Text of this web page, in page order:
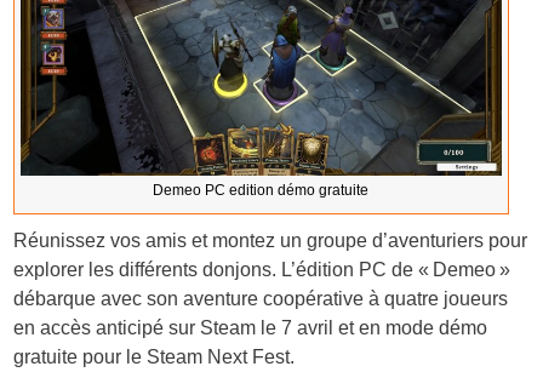
Demeo PC edition démo gratuite
Réunissez vos amis et montez un groupe d’aventuriers pour
explorer les différents donjons. L’édition PC de « Demeo »
débarque avec son aventure coopérative à quatre joueurs
en accès anticipé sur Steam le 7 avril et en mode démo
gratuite pour le Steam Next Fest.